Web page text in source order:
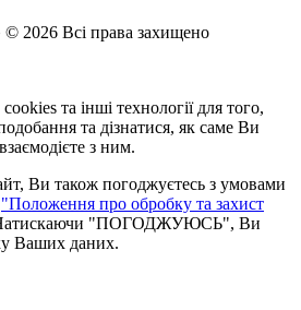
2026 Всі права захищено
та інші технології для того,
та дізнатися, як саме Ви
з ним.
Ви також погоджуєтесь з умовами
"Положення про обробку та захист
"ПОГОДЖУЮСЬ", Ви
Ваших даних.